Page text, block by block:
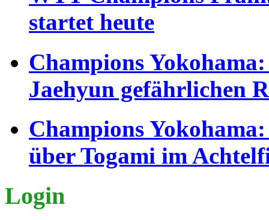
startet heute
Champions
Jaehyun gefährlichen
Champions
über Togami im
Login